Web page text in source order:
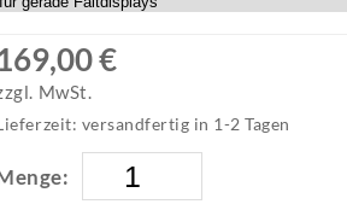
€
MwSt.
versandfertig in 1-2 Tagen